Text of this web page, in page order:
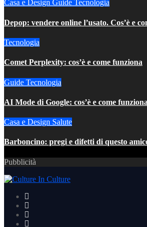
Casa e Design Guide Tecnologia
Depop: vendere online l’usato. Cos’è e
Tecnologia
Comet Perplexity: cos’è e come funziona
Guide Tecnologia
AI Mode di Google: cos’è e come funziona
Casa e Design Salute
Barboncino: pregi e difetti di questo
Pubblicità